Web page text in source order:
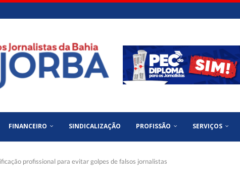
FINANCEIRO SINDICALIZAÇÃO PROFISSÃO SERVIÇOS
profissional para evitar golpes de falsos jornalistas